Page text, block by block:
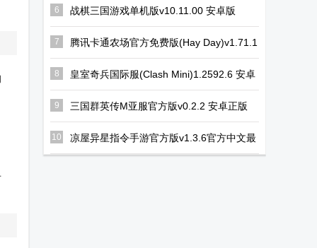
6 战棋三国游戏单机版v10.11.00 安卓版
7
腾讯卡通农场官方免费版(Hay Day)v1.71.1
安卓最新版
8
皇室奇兵国际服(Clash Mini)1.2592.6 安卓
最新版
9 三国群英传M亚服官方版v0.2.2 安卓正版
10
凉屋异星指令手游官方版v1.3.6官方中文最
新版